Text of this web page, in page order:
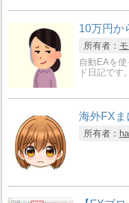
10万円か
所有者：
自動EAを
ド日記です。
海外FXま
所有者：